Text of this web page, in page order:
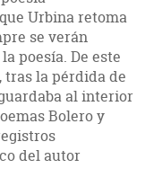
Urbina retoma
se verán
poesía. De este
tras la pérdida de
al interior
Bolero y
del autor